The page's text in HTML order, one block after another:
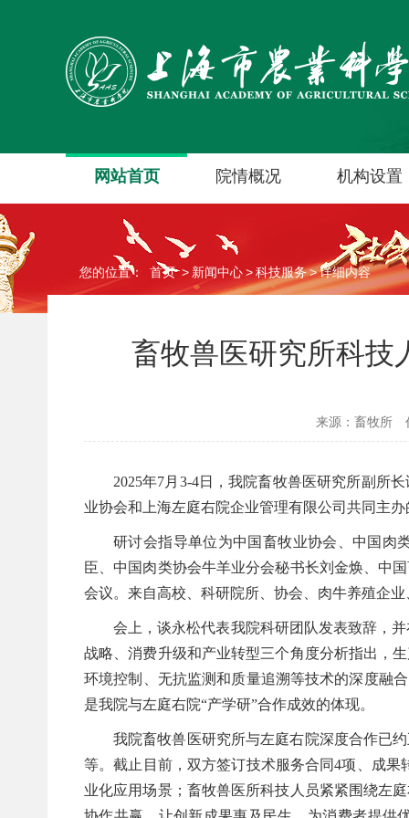
网站首页 院情概况 机构设置
您的位置： 首页> 新闻中心>科技服务>详细内容
畜牧兽医研究所科技
来源：畜牧所
2025年7月3-4日，我院畜牧兽医研究所副所
业协会和上海左庭右院企业管理有限公司共同主
研讨会指导单位为中国畜牧业协会、中国肉
臣、中国肉类协会牛羊业分会秘书长刘金焕、中
会议。来自高校、科研院所、协会、肉牛养殖企
会上，谈永松代表我院科研团队发表致辞，
战略、消费升级和产业转型三个角度分析指出，
环境控制、无抗监测和质量追溯等技术的深度融
是我院与左庭右院“产学研”合作成效的体现。
我院畜牧兽医研究所与左庭右院深度合作已
等。截止目前，双方签订技术服务合同4项、成
业化应用场景；畜牧兽医所科技人员紧紧围绕左